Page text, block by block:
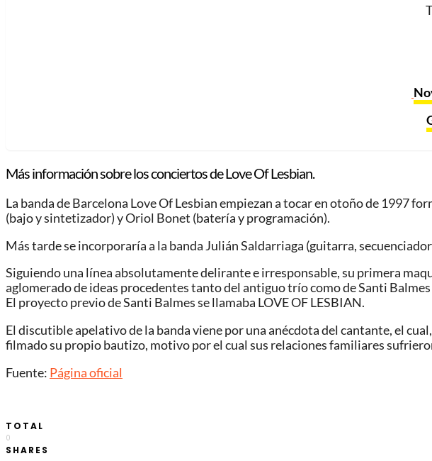
Más información sobre los conciertos de Love Of Lesbian.
La banda de Barcelona Love Of Lesbian empiezan a tocar en otoño de 1997
(bajo y sintetizador) y Oriol Bonet (batería y programación).
Más tarde se incorporaría a la banda Julián Saldarriaga (guitarra,
Siguiendo una línea absolutamente delirante e irresponsable, su primera
aglomerado de ideas procedentes tanto del antiguo trío como de Santi
El proyecto previo de Santi Balmes se llamaba LOVE OF LESBIAN.
El discutible apelativo de la banda viene por una anécdota del cantante, el
filmado su propio bautizo, motivo por el cual sus relaciones familiares
Fuente: Página oficial
TOTAL
0
SHARES